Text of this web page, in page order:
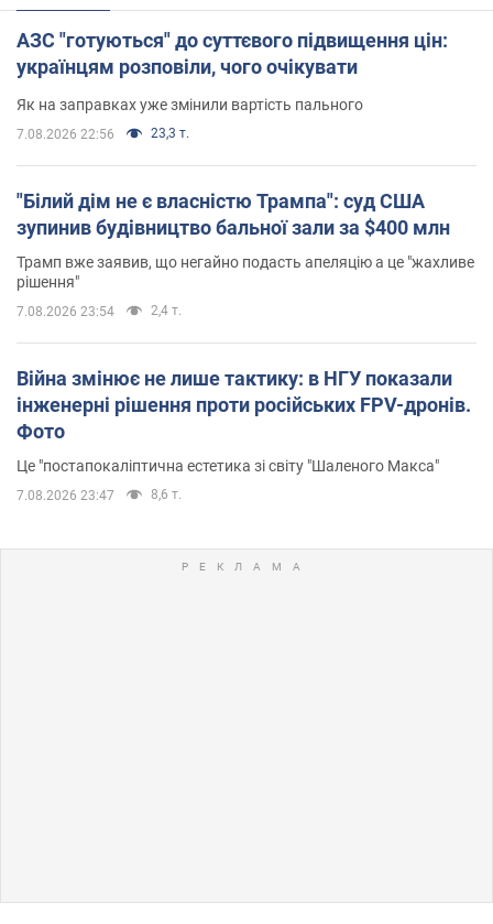
АЗС "готуються" до суттєвого підвищення цін:
українцям розповіли, чого очікувати
Як на заправках уже змінили вартість пального
7.08.2026 22:56 23,3 т.
"Білий дім не є власністю Трампа": суд США
зупинив будівництво бальної зали за $400 млн
Трамп вже заявив, що негайно подасть апеляцію а це "жахливе
рішення"
7.08.2026 23:54 2,4 т.
Війна змінює не лише тактику: в НГУ показали
інженерні рішення проти російських FPV-дронів.
Фото
Це "постапокаліптична естетика зі світу "Шаленого Макса"
7.08.2026 23:47 8,6 т.